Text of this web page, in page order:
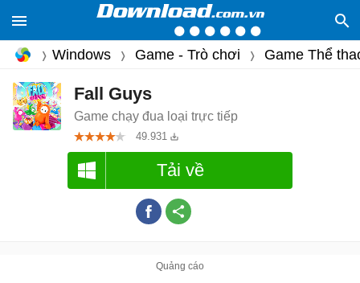
Windows Game - Trò chơi Game Thể
Fall Guys
Game chạy đua loại trực tiếp
49.931
Tải về